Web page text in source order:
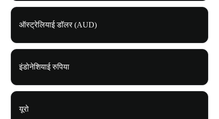
ऑस्ट्रेलियाई डॉलर (AUD)
इंडोनेशियाई रुपिया
यूरो